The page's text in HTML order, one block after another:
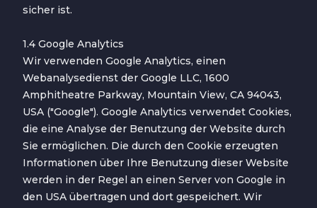
sicher ist.
1.4 Google Analytics
Wir verwenden Google Analytics, einen
Webanalysedienst der Google LLC, 1600
Amphitheatre Parkway, Mountain View, CA 94043,
USA ("Google"). Google Analytics verwendet Cookies,
die eine Analyse der Benutzung der Website durch
Sie ermöglichen. Die durch den Cookie erzeugten
Informationen über Ihre Benutzung dieser Website
werden in der Regel an einen Server von Google in
den USA übertragen und dort gespeichert. Wir